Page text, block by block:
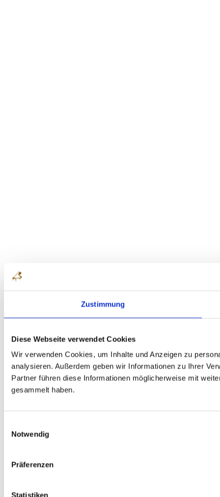
Zustimmung
Diese Webseite verwendet Cookies
Wir verwenden Cookies, um Inhalte und Anzeigen zu
analysieren. Außerdem geben wir Informationen zu Ihrer
Partner führen diese Informationen möglicherweise mit
gesammelt haben.
Notwendig
Präferenzen
Statistiken